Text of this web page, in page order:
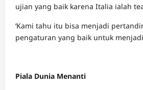
ujian yang baik karena Italia ialah
‘Kami tahu itu bisa menjadi
pengaturan yang baik untuk menjadi
Piala Dunia Menanti